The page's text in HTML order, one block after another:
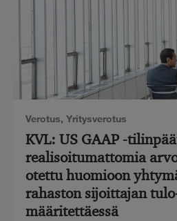
Verotus, Yritysverotus
KVL: US GAAP -
realisoitumattomia
otettu huomioon
rahaston sijoittajan
määritettäessä